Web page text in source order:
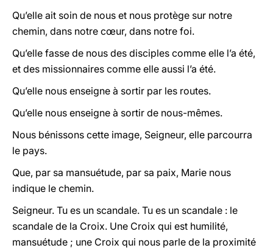
Qu’elle ait soin de nous et nous protège sur notre
chemin, dans notre cœur, dans notre foi.
Qu’elle fasse de nous des disciples comme elle l’a été,
et des missionnaires comme elle aussi l’a été.
Qu’elle nous enseigne à sortir par les routes.
Qu’elle nous enseigne à sortir de nous-mêmes.
Nous bénissons cette image, Seigneur, elle parcourra
le pays.
Que, par sa mansuétude, par sa paix, Marie nous
indique le chemin.
Seigneur. Tu es un scandale. Tu es un scandale : le
scandale de la Croix. Une Croix qui est humilité,
mansuétude ; une Croix qui nous parle de la proximité